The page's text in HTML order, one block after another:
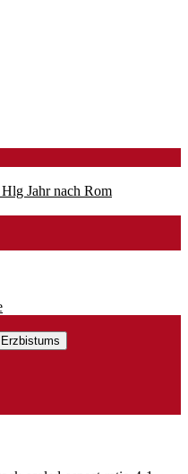
Jahr nach Rom